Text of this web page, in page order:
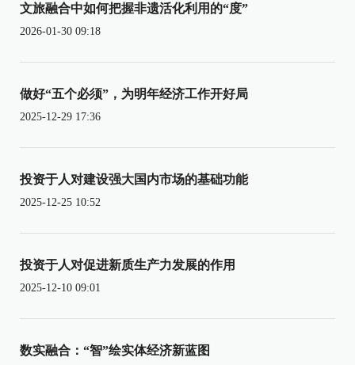
文旅融合中如何把握非遗活化利用的“度”
2026-01-30 09:18
做好“五个必须”，为明年经济工作开好局
2025-12-29 17:36
投资于人对建设强大国内市场的基础功能
2025-12-25 10:52
投资于人对促进新质生产力发展的作用
2025-12-10 09:01
数实融合：“智”绘实体经济新蓝图